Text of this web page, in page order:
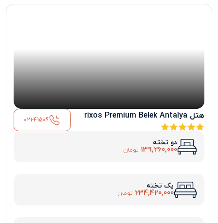
هتل rixos Premium Belek Antalya 021-41509
دو تخته
139,260,000 تومان
یک تخته
234,420,000 تومان